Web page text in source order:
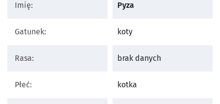
Imię: Pyza
Gatunek: koty
Rasa: brak danych
Płeć: kotka